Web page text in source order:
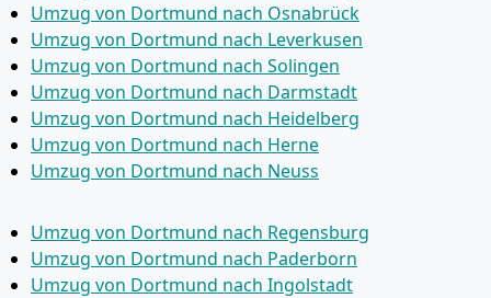
Umzug von Dortmund nach Osnabrück
Umzug von Dortmund nach Leverkusen
Umzug von Dortmund nach Solingen
Umzug von Dortmund nach Darmstadt
Umzug von Dortmund nach Heidelberg
Umzug von Dortmund nach Herne
Umzug von Dortmund nach Neuss
Umzug von Dortmund nach Regensburg
Umzug von Dortmund nach Paderborn
Umzug von Dortmund nach Ingolstadt